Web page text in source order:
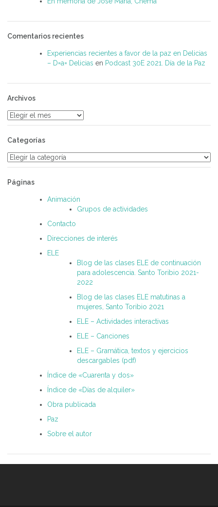
Comentarios recientes
Experiencias recientes a favor de la paz en Delicias
– D=a= Delicias en Podcast 30E 2021. Día de la Paz
Archivos
Archivos
Categorías
Categorías
Páginas
Animación
Grupos de actividades
Contacto
Direcciones de interés
ELE
Blog de las clases ELE de continuación
para adolescencia. Santo Toribio 2021-
2022
Blog de las clases ELE matutinas a
mujeres, Santo Toribio 2021
ELE – Actividades interactivas
ELE – Canciones
ELE – Gramática, textos y ejercicios
descargables (pdf)
Índice de «Cuarenta y dos»
Índice de «Días de alquiler»
Obra publicada
Paz
Sobre el autor